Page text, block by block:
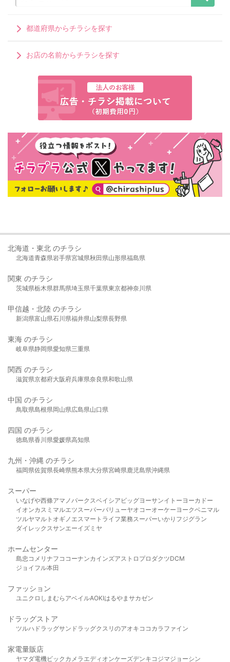
都道府県からチラシを探す
お店の名前からチラシを探す
北海道・東北 のチラシ
北海道青森県岩手県宮城県秋田県山形県福島県
関東 のチラシ
茨城県栃木県群馬県埼玉県千葉県東京都神奈川県
甲信越・北陸 のチラシ
新潟県富山県石川県福井県山梨県長野県
東海 のチラシ
岐阜県静岡県愛知県三重県
関西 のチラシ
滋賀県京都府大阪府兵庫県奈良県和歌山県
中国 のチラシ
鳥取県島根県岡山県広島県山口県
四国 のチラシ
徳島県香川県愛媛県高知県
九州・沖縄 のチラシ
福岡県佐賀県長崎県熊本県大分県宮崎県鹿児島県沖縄県
スーパー
いなげや西條アマノパークスベイシア ビッグヨーサンイトーヨーカドー
イオンカスミ マルエツスーパーバリューヤオコーオーケー ヨークベニマル
ツルヤマルト オギノ エスマート ライフ業務スーパーいかり フジグラン
ダイレックスサンエーイズミヤ
ホームセンター
島忠 コメリ ナフコ コーナンカインズアストロプロダクツDCM
ジョイフル本田
ファッション
ユニクロ しまむら アベイルAOKIはるやま サカゼン
ドラッグストア
ツルハドラッグサンドラッグクスリのアオキ ココカラファイン
家電量販店
ヤマダ電機ビックカメラ エディオンケーズデンキ コジマジョーシン